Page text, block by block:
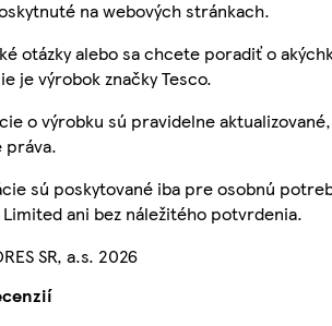
na webových stránkach.
otázky alebo sa chcete poradiť o
je výrobok značky Tesco.
o výrobku sú pravidelne
práva.
sú poskytované iba pre osobnú
ani bez náležitého potvrdenia.
SR, a.s. 2026